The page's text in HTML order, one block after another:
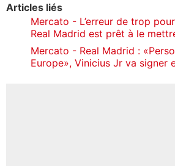
Articles liés
Mercato - L’erreur de trop
Real Madrid est prêt à le
Mercato - Real Madrid :
Europe», Vinicius Jr va signer